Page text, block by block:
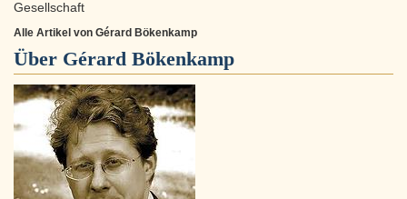
Gesellschaft
Alle Artikel von Gérard Bökenkamp
Über Gérard Bökenkamp